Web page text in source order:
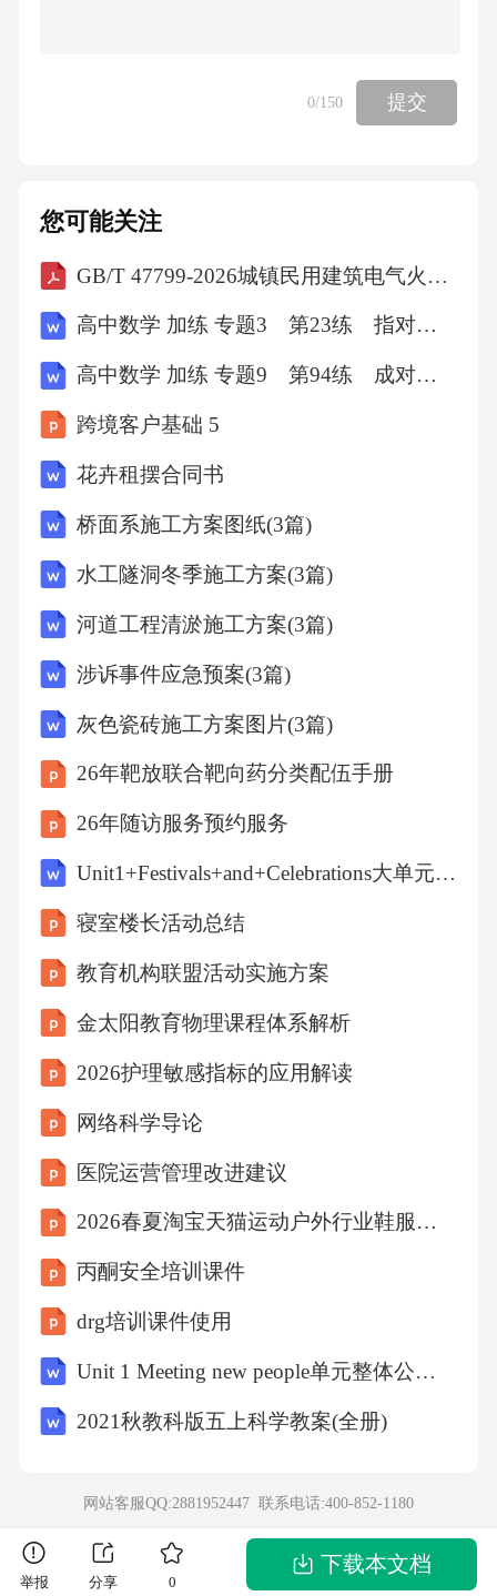
输注护肝、护肾、心肌营养药物，定期留取标
本送检，及时反馈指标变化。2免疫效应细胞相
进展快，护理重点是早期识别。2免疫效应细胞
相关神经毒性综合征（ICANS）的护理2.1意识
状态的分层评估要求我们每天至少用ICANS评
能，哪怕病人只是说“今天有点犯困、头疼”，都
要提高警惕，不能当成普通的劳累。我去年管
过一例68岁的病人，回输后第7天责任护士交班
说病人今天话比平时少，有点嗜睡，我去评估
报医生，评分之后确诊一级ICANS，及时给了
干预，当天下午意识就恢复了，要是晚几个小
时发现，很可能进展为昏迷、脑疝。2免疫效应
细胞相关神经毒性综合征（ICANS）的护理2.2
安全护理已经出现ICANS的病人，无论分级高
低，都要常规加床挡，躁动病人必要时给予保
护性约束，约束期间要每2小时放松一次，观察
约束部位皮肤血运，严防坠床、误吸、导管滑
疫效应细胞相关神经毒性综合征（ICANS）的
护理2.3颅内压管理护理存在颅内压升高风险的
病人，常规抬高床头15-30度，保持颈部中立
位，避免扭曲影响静脉回流，严格控制输液速
度，使用脱水药物的时候要准确记录尿量，定
期监测电解质，避免脱水过度导致水电解质紊
乱。3早期其他常见不良反应护理3.1消化道反应
护理清髓预处理和CRS都会导致病人出现恶心呕
消化的食物，呕吐后及时清理口腔，记录呕吐
物的量、性质，及时汇报医生调整止吐方案，
预防水电解质紊乱。3早期其他常见不良反应护
理3.2骨髓抑制期感染出血防护回输后1-2周几乎
症状的探视，严格执行手卫生和无菌操作原
0/150 提交
您可能关注
GB/T 47799-2026城镇民用建筑电气火灾风险评价导则
高中数学 加练 专题3 第23练 指对同构
高中数学 加练 专题9 第94练 成对数据的统计分析
跨境客户基础 5
花卉租摆合同书
桥面系施工方案图纸(3篇)
水工隧洞冬季施工方案(3篇)
河道工程清淤施工方案(3篇)
涉诉事件应急预案(3篇)
灰色瓷砖施工方案图片(3篇)
26年靶放联合靶向药分类配伍手册
26年随访服务预约服务
Unit1+Festivals+and+Celebrations大单元教学设计+2025-2026学年人教版高中英语必修第三册
寝室楼长活动总结
教育机构联盟活动实施方案
金太阳教育物理课程体系解析
2026护理敏感指标的应用解读
网络科学导论
医院运营管理改进建议
2026春夏淘宝天猫运动户外行业鞋服趋势白皮书
丙酮安全培训课件
drg培训课件使用
Unit 1 Meeting new people单元整体公开课一等奖创新教学设计（共六课时）
2021秋教科版五上科学教案(全册)
网站客服QQ:2881952447 联系电话:400-852-1180
举报 分享 0
下载本文档